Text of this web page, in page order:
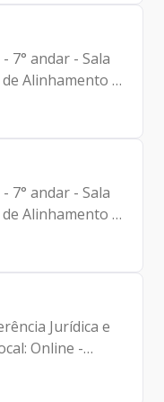
7° andar - Sala
de Alinhamento
– Presidente |
da
7° andar - Sala
de Alinhamento
– Presidente |
da
Jurídica e
Online -
- Francisco
- André